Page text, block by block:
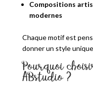
Compositions
modernes
Chaque motif est
donner un style
Pourquoi
ABstudio ?